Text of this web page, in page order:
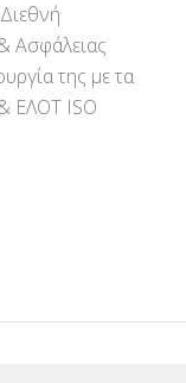
Ασφάλειας
της με τα
ΕΛΟΤ ISO